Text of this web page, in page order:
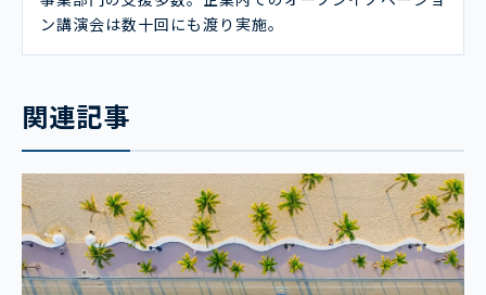
ン講演会は数十回にも渡り実施。
関連記事